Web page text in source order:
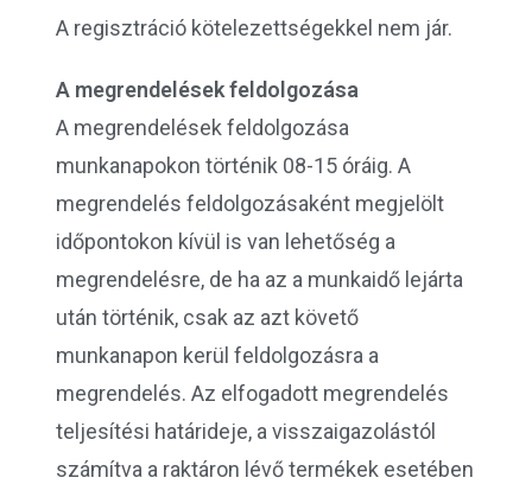
A regisztráció kötelezettségekkel nem jár.
A megrendelések feldolgozása
A megrendelések feldolgozása
munkanapokon történik 08-15 óráig. A
megrendelés feldolgozásaként megjelölt
időpontokon kívül is van lehetőség a
megrendelésre, de ha az a munkaidő lejárta
után történik, csak az azt követő
munkanapon kerül feldolgozásra a
megrendelés. Az elfogadott megrendelés
teljesítési határideje, a visszaigazolástól
számítva a raktáron lévő termékek esetében